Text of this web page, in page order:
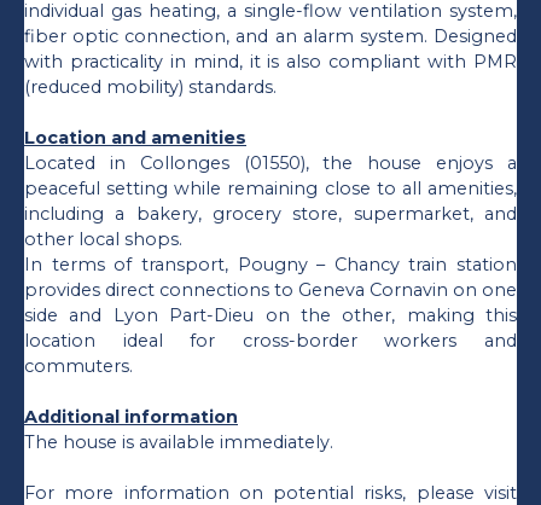
individual gas heating, a single-flow ventilation system,
fiber optic connection, and an alarm system. Designed
with practicality in mind, it is also compliant with PMR
(reduced mobility) standards.
Location and amenities
Located in Collonges (01550), the house enjoys a
peaceful setting while remaining close to all amenities,
including a bakery, grocery store, supermarket, and
other local shops.
In terms of transport, Pougny – Chancy train station
provides direct connections to Geneva Cornavin on one
side and Lyon Part-Dieu on the other, making this
location ideal for cross-border workers and
commuters.
Additional information
The house is available immediately.
For more information on potential risks, please visit